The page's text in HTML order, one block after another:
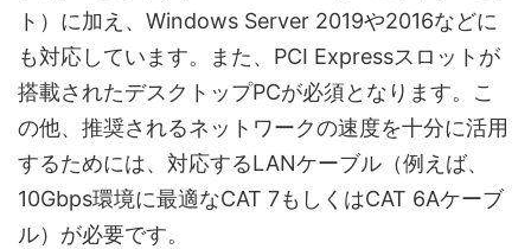
ト）に加え、Windows Server 2019や2016などに
も対応しています。また、PCI Expressスロットが
搭載されたデスクトップPCが必須となります。こ
の他、推奨されるネットワークの速度を十分に活用
するためには、対応するLANケーブル（例えば、
10Gbps環境に最適なCAT 7もしくはCAT 6Aケーブ
ル）が必要です。